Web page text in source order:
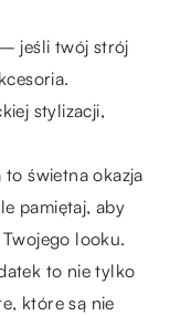
jeśli twój strój
stylizacji,
świetna okazja
pamiętaj, aby
looku.
to nie tylko
które są nie